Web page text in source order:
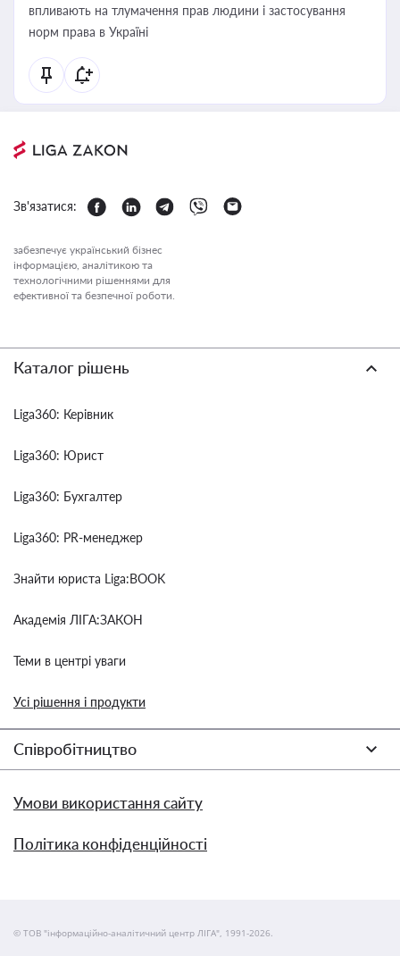
впливають на тлумачення прав людини і застосування
норм права в Україні
Зв'язатися:
забезпечує український бізнес
інформацією, аналітикою та
технологічними рішеннями для
ефективної та безпечної роботи.
Каталог рішень
Liga360: Керівник
Liga360: Юрист
Liga360: Бухгалтер
Liga360: PR-менеджер
Знайти юриста Liga:BOOK
Академія ЛІГА:ЗАКОН
Теми в центрі уваги
Усі рішення і продукти
Співробітництво
Умови використання сайту
Політика конфіденційності
© ТОВ "інформаційно-аналітичний центр ЛІГА", 1991-2026.